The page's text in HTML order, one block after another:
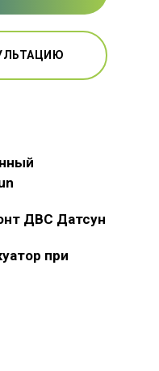
ДВС Датсун
при